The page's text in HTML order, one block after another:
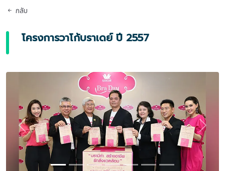
กลับ
โครงการวาโก้บราเดย์ ปี 2557
Previous Next